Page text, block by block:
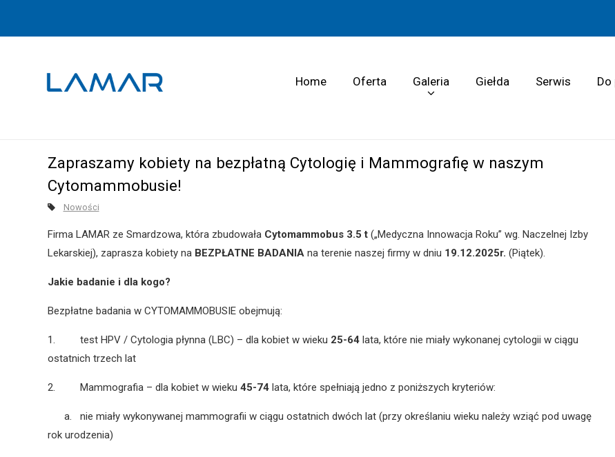
Home Oferta Galeria Giełda Serwis Do
Zapraszamy kobiety na bezpłatną Cytologię i Mammografię w naszym
Cytomammobusie!
Nowości
Firma LAMAR ze Smardzowa, która zbudowała Cytomammobus 3.5 t („Medyczna Innowacja Roku” wg. Naczelnej Izby
Lekarskiej), zaprasza kobiety na BEZPŁATNE BADANIA na terenie naszej firmy w dniu 19.12.2025r. (Piątek).
Jakie badanie i dla kogo?
Bezpłatne badania w CYTOMAMMOBUSIE obejmują:
1. test HPV / Cytologia płynna (LBC) – dla kobiet w wieku 25-64 lata, które nie miały wykonanej cytologii w ciągu
ostatnich trzech lat
2. Mammografia – dla kobiet w wieku 45-74 lata, które spełniają jedno z poniższych kryteriów:
a. nie miały wykonywanej mammografii w ciągu ostatnich dwóch lat (przy określaniu wieku należy wziąć pod uwagę
rok urodzenia)